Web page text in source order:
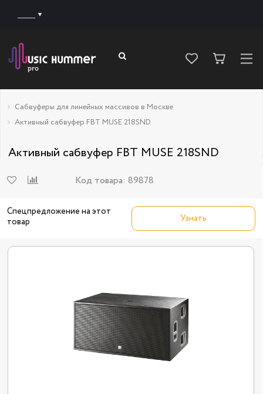
Сабвуферы для линейных массивов в Москве
Активный сабвуфер FBT MUSE 218SND
Активный сабвуфер FBT MUSE 218SND
Код товара: 89878
Спецпредложение на этот
товар
Узнать